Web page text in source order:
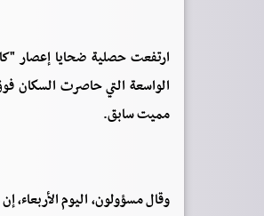
الواسعة التي حاصرت السكان
مميت سابق.
وقال مسؤولون، اليوم